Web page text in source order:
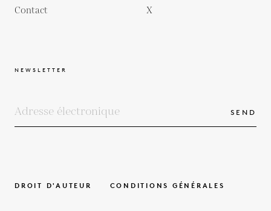
Contact
X
NEWSLETTER
SEND
DROIT D'AUTEUR CONDITIONS GÉNÉRALES